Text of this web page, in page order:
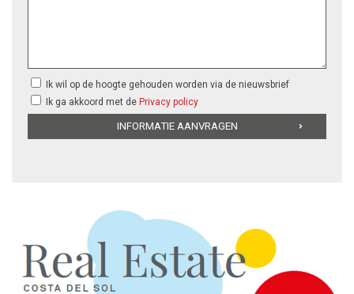
Ik wil op de hoogte gehouden worden via de nieuwsbrief
Ik ga akkoord met de Privacy policy